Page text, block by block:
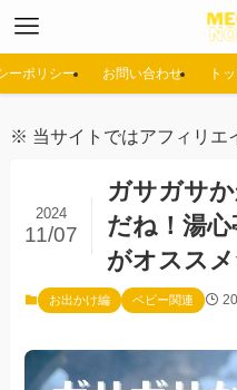
ーポリシー お問い合わせ ト
※ 当サイトではアフィリエ
ガサガサ
だね！湯
がオスス
2024
11/07
お出かけ編 ベビー関連